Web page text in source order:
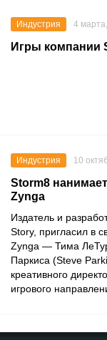
Индустрия 4
Игры компании
Индустрия 10
Storm8
Zynga
Издатель и
Story, пригласил в
Zynga — Тима
Паркиса (Steve
креативного
игрового